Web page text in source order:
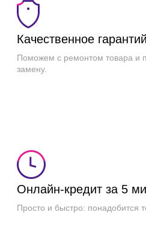
Качественное
Поможем с ремонтом товара и
замену.
Онлайн-кредит за 5
Просто и быстро: понадобится